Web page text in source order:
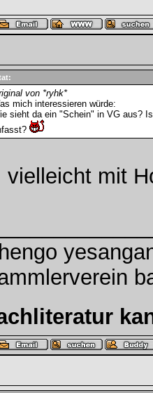
von *ryhk*
mich interessieren würde:
sieht da ein "Schein" in VG aus?
vielleicht mit